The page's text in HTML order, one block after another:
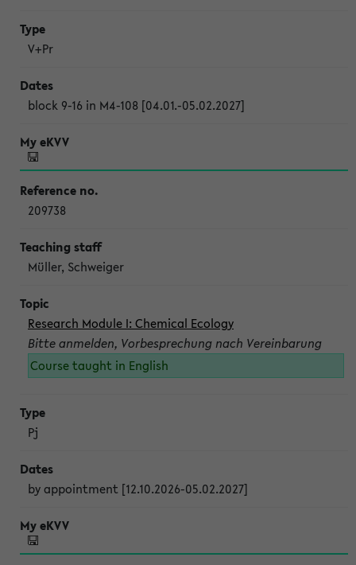
V+Pr
block 9-16 in M4-108 [04.01.-05.02.2027]
209738
Müller, Schweiger
Research Module I: Chemical Ecology
Bitte anmelden, Vorbesprechung nach Vereinbarung
Course taught in English
Pj
by appointment [12.10.2026-05.02.2027]